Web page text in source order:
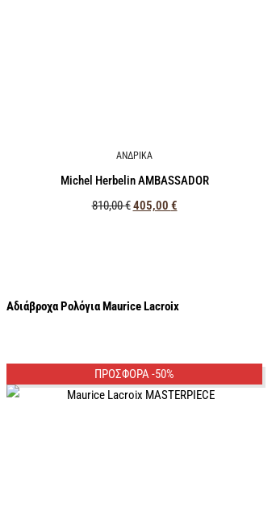
ΑΝΔΡΙΚΑ
Michel Herbelin AMBASSADOR
810,00€405,00 €
Αδιάβροχα Ρολόγια Maurice Lacroix
ΠΡΟΣΦΟΡΑ -50%